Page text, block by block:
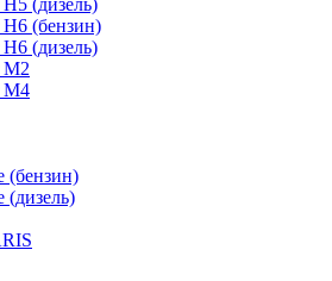
(дизель)
(бензин)
(дизель)
M2
M4
(бензин)
(дизель)